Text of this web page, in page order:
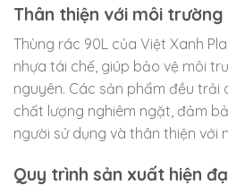
Thân thiện với môi trường
Thùng rác 90L của Việt Xanh
nhựa tái chế, giúp bảo vệ môi
nguyên. Các sản phẩm đều trải
chất lượng nghiêm ngặt, đảm
người sử dụng và thân thiện với
Quy trình sản xuất hiện